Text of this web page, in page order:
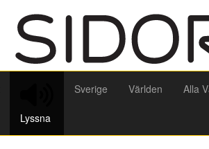
Lyssna
Sverige Världen Alla